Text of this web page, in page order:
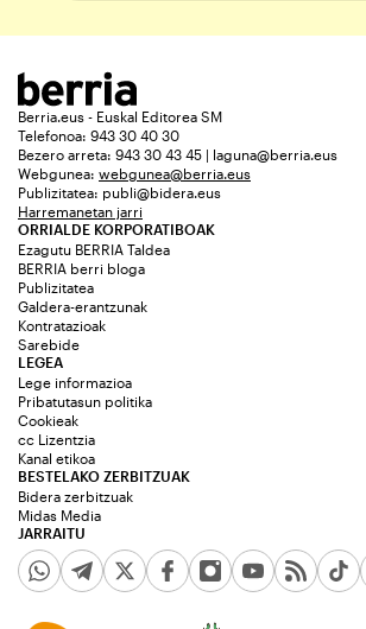
Berria.eus - Euskal Editorea SM
Telefonoa: 943 30 40 30
Bezero arreta: 943 30 43 45 | laguna@berria.eus
Webgunea: webgunea@berria.eus
Publizitatea: publi@bidera.eus
Harremanetan jarri
ORRIALDE KORPORATIBOAK
Ezagutu BERRIA Taldea
BERRIA berri bloga
Publizitatea
Galdera-erantzunak
Kontratazioak
Sarebide
JARRAITU
LEGEA
Lege informazioa
Pribatutasun politika
Cookieak
cc Lizentzia
Kanal etikoa
BESTELAKO ZERBITZUAK
Bidera zerbitzuak
Midas Media